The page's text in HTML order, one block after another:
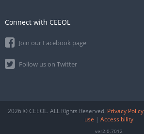
Connect with CEEOL
Join our Facebook page
Follow us on Twitter
2026 © CEEOL. ALL Rights Reserved. Privacy Policy
use | Accessibility
ver2.0.7012